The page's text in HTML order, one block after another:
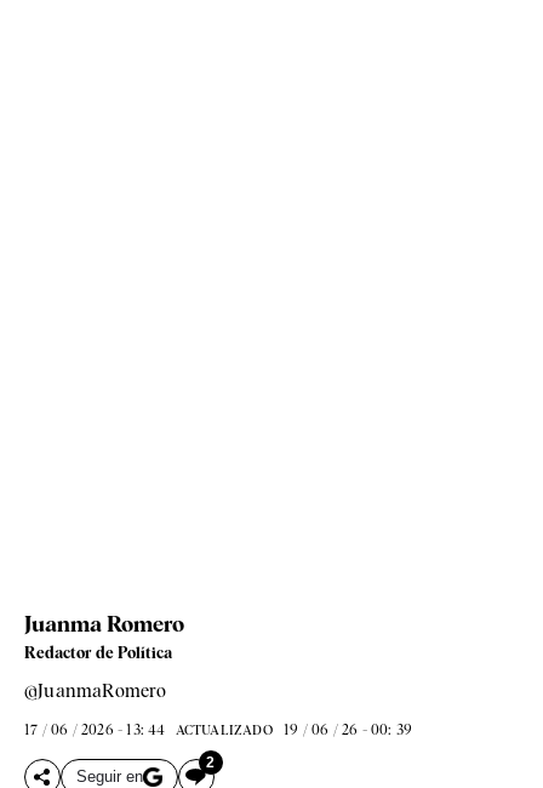
Juanma Romero
Redactor de Política
@JuanmaRomero
17 / 06 / 2026 - 13: 44 ACTUALIZADO 19 / 06 / 26 - 00: 39
Seguir en
2